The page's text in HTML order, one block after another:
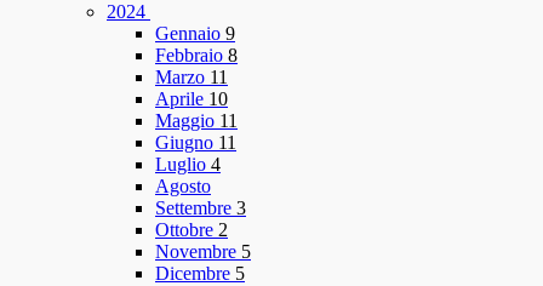
2024
Gennaio 9
Febbraio 8
Marzo 11
Aprile 10
Maggio 11
Giugno 11
Luglio 4
Agosto
Settembre 3
Ottobre 2
Novembre 5
Dicembre 5